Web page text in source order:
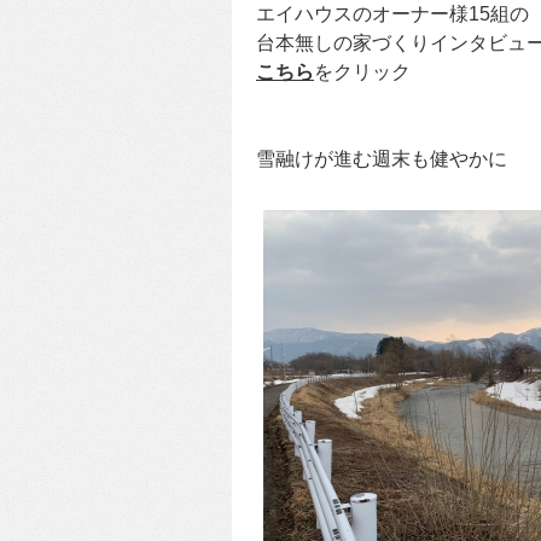
エイハウスのオーナー様15組の
台本無しの家づくりインタビュ
こちら をクリック
雪融けが進む週末も健やかに